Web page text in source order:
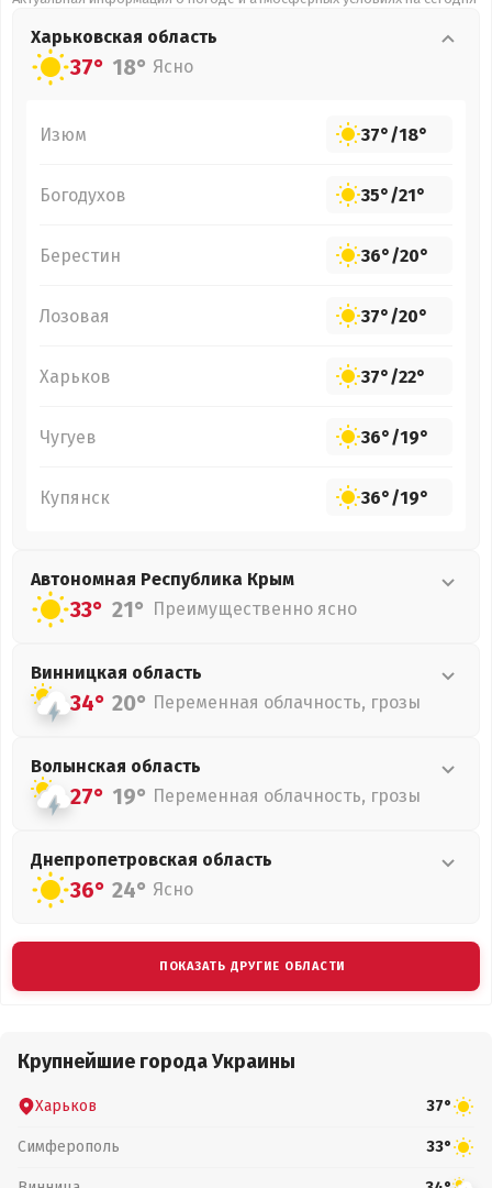
Харьковская область
37° 18° Ясно
Изюм 37°/18°
Богодухов 35°/21°
Берестин 36°/20°
Лозовая 37°/20°
Харьков 37°/22°
Чугуев 36°/19°
Купянск 36°/19°
Автономная Республика Крым
33° 21° Преимущественно ясно
Винницкая область
34° 20° Переменная облачность, грозы
Волынская область
27° 19° Переменная облачность, грозы
Днепропетровская область
36° 24° Ясно
ПОКАЗАТЬ ДРУГИЕ ОБЛАСТИ
Крупнейшие города Украины
Харьков 37°
Симферополь 33°